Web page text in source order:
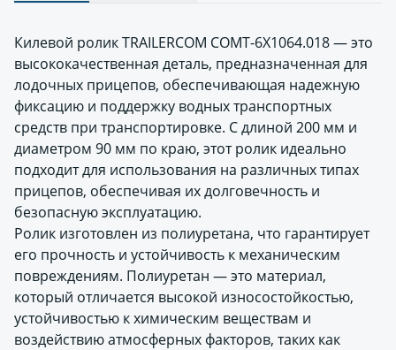
Килевой ролик TRAILERCOM COMT-6X1064.018 — это
высококачественная деталь, предназначенная для
лодочных прицепов, обеспечивающая надежную
фиксацию и поддержку водных транспортных
средств при транспортировке. С длиной 200 мм и
диаметром 90 мм по краю, этот ролик идеально
подходит для использования на различных типах
прицепов, обеспечивая их долговечность и
безопасную эксплуатацию.
Ролик изготовлен из полиуретана, что гарантирует
его прочность и устойчивость к механическим
повреждениям. Полиуретан — это материал,
который отличается высокой износостойкостью,
устойчивостью к химическим веществам и
воздействию атмосферных факторов, таких как